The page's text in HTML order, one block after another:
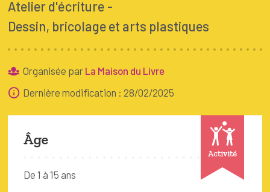
À BRUXELLES
Trouver une activité
FAQ
Connexion
Bruxelles Temps Libre
Atelier d'écriture
Dessin, bricolage et arts plastiques
Organisée par La Maison du Livre
Dernière modification : 28/02/2025
Activité
Âge
De 1 à 15 ans